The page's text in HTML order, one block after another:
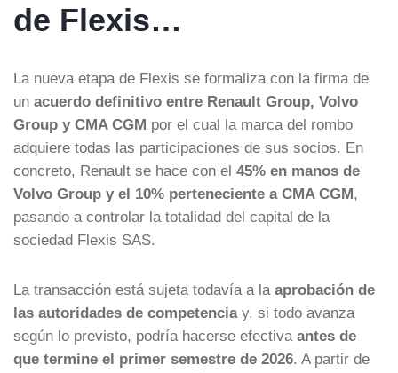
de Flexis…
La nueva etapa de Flexis se formaliza con la firma de
un acuerdo definitivo entre Renault Group, Volvo
Group y CMA CGM por el cual la marca del rombo
adquiere todas las participaciones de sus socios. En
concreto, Renault se hace con el 45% en manos de
Volvo Group y el 10% perteneciente a CMA CGM,
pasando a controlar la totalidad del capital de la
sociedad Flexis SAS.
La transacción está sujeta todavía a la aprobación de
las autoridades de competenciay, si todo avanza
según lo previsto, podría hacerse efectiva antes de
que termine el primer semestre de 2026. A partir de